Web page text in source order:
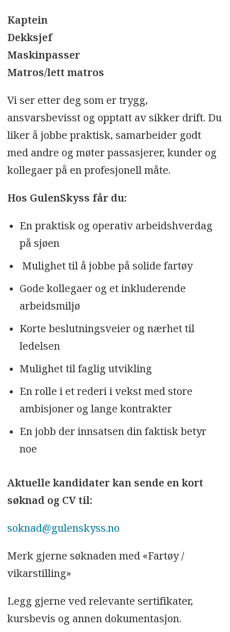
Kaptein
Dekksjef
Maskinpasser
Matros/lett matros
Vi ser etter deg som er trygg,
ansvarsbevisst og opptatt av sikker drift. Du
liker å jobbe praktisk, samarbeider godt
med andre og møter passasjerer, kunder og
kollegaer på en profesjonell måte.
Hos GulenSkyss får du:
En praktisk og operativ arbeidshverdag
på sjøen
Mulighet til å jobbe på solide fartøy
Gode kollegaer og et inkluderende
arbeidsmiljø
Korte beslutningsveier og nærhet til
ledelsen
Mulighet til faglig utvikling
En rolle i et rederi i vekst med store
ambisjoner og lange kontrakter
En jobb der innsatsen din faktisk betyr
noe
Aktuelle kandidater kan sende en kort
søknad og CV til:
soknad@gulenskyss.no
Merk gjerne søknaden med «Fartøy /
vikarstilling»
Legg gjerne ved relevante sertifikater,
kursbevis og annen dokumentasjon.